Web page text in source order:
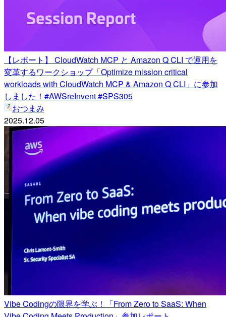
【レポート】 CloudWatch MCP と Amazon Q CLI で運用を
変革するワークショップ「Optimize mission critical
workloads with CloudWatch MCP & Amazon Q CLI」に参加
しました！#AWSreInvent #SPS305
おつまみ
2025.12.05
Vibe Codingの限界を学ぶ！「From Zero to SaaS: When